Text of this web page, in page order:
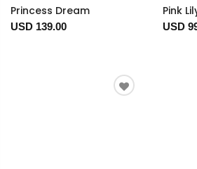
Princess Dream
USD 139.00
Pink
USD